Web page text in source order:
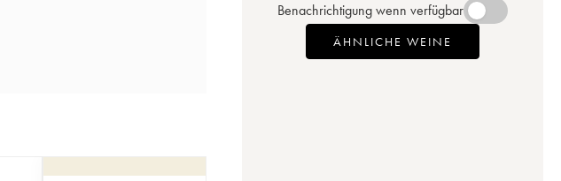
Benachrichtigung wenn verfügbar
ÄHNLICHE WEINE